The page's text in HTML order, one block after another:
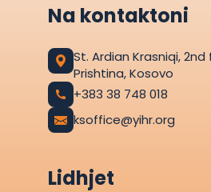
Na kontaktoni
St. Ardian Krasniqi, 2nd
Prishtina, Kosovo
+383 38 748 018
ksoffice@yihr.org
Lidhjet